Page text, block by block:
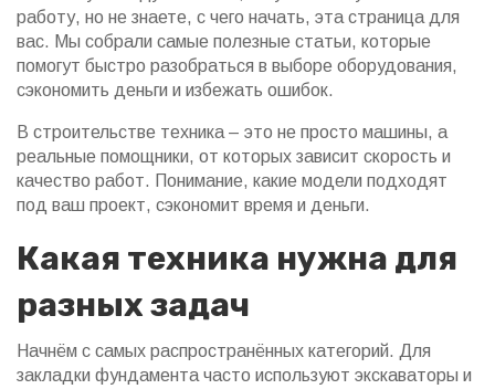
работу, но не знаете, с чего начать, эта страница для
вас. Мы собрали самые полезные статьи, которые
помогут быстро разобраться в выборе оборудования,
сэкономить деньги и избежать ошибок.
В строительстве техника – это не просто машины, а
реальные помощники, от которых зависит скорость и
качество работ. Понимание, какие модели подходят
под ваш проект, сэкономит время и деньги.
Какая техника нужна для
разных задач
Начнём с самых распространённых категорий. Для
закладки фундамента часто используют экскаваторы и